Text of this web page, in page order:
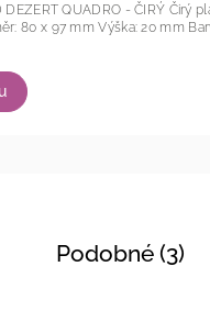
QUADRO - ČIRÝ Čirý plastový podnos pod
Podobné (3)